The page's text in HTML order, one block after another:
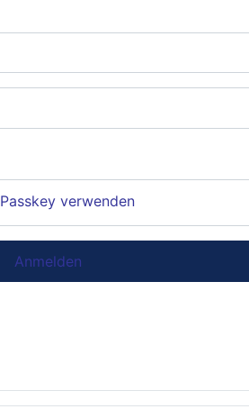
Passkey verwenden
Anmelden